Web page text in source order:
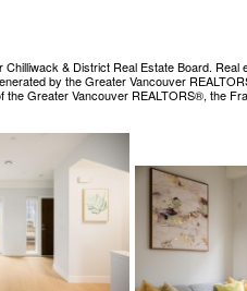
& District Real Estate Board.
by the Greater Vancouver
Greater Vancouver REALTORS®, the